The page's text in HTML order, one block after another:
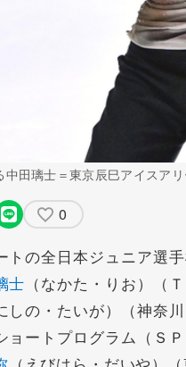
田璃士＝東京辰巳アイスア
0
の全日本ジュニア選
士 （なかた・りお）（
しの・たいが）（神奈
ョートプログラム（Ｓ